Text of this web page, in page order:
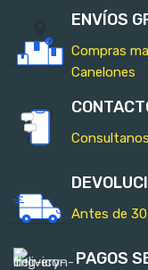
ENVÍOS
Compras
Canelones
Antes de
PAGOS